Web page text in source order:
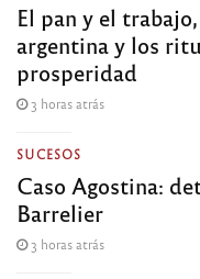
El pan y el
argentina y los
prosperidad
3 horas atrás
SUCESOS
Caso Agostina:
Barrelier
3 horas atrás